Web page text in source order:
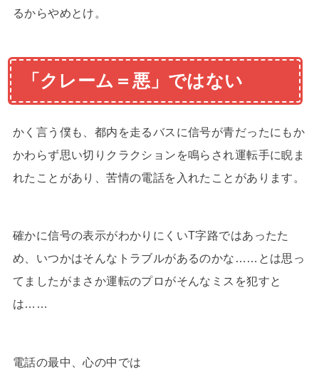
るからやめとけ。
「クレーム＝悪」ではない
かく言う僕も、都内を走るバスに信号が青だったにもか
かわらず思い切りクラクションを鳴らされ運転手に睨ま
れたことがあり、苦情の電話を入れたことがあります。
確かに信号の表示がわかりにくいT字路ではあったた
め、いつかはそんなトラブルがあるのかな……とは思っ
てましたがまさか運転のプロがそんなミスを犯すと
は……
電話の最中、心の中では